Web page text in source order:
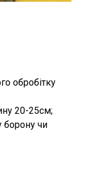
обробітку
20-25см;
борону чи